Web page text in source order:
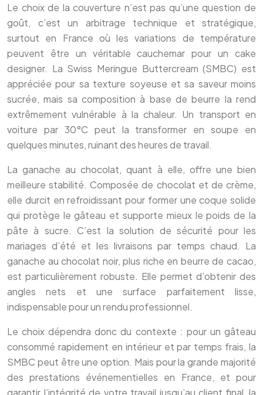
Le choix de la couverture n’est pas qu’une question de
goût, c’est un arbitrage technique et stratégique,
surtout en France où les variations de température
peuvent être un véritable cauchemar pour un cake
designer. La Swiss Meringue Buttercream (SMBC) est
appréciée pour sa texture soyeuse et sa saveur moins
sucrée, mais sa composition à base de beurre la rend
extrêmement vulnérable à la chaleur. Un transport en
voiture par 30°C peut la transformer en soupe en
quelques minutes, ruinant des heures de travail.
La ganache au chocolat, quant à elle, offre une bien
meilleure stabilité. Composée de chocolat et de crème,
elle durcit en refroidissant pour former une coque solide
qui protège le gâteau et supporte mieux le poids de la
pâte à sucre. C’est la solution de sécurité pour les
mariages d’été et les livraisons par temps chaud. La
ganache au chocolat noir, plus riche en beurre de cacao,
est particulièrement robuste. Elle permet d’obtenir des
angles nets et une surface parfaitement lisse,
indispensable pour un rendu professionnel.
Le choix dépendra donc du contexte : pour un gâteau
consommé rapidement en intérieur et par temps frais, la
SMBC peut être une option. Mais pour la grande majorité
des prestations événementielles en France, et pour
garantir l’intégrité de votre travail jusqu’au client final, la